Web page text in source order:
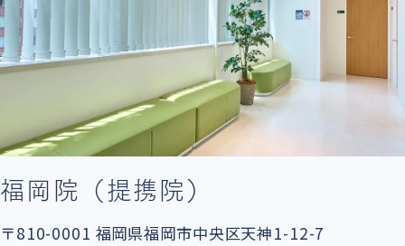
福岡院（提携院）
〒810-0001 福岡県福岡市中央区天神1-12-7